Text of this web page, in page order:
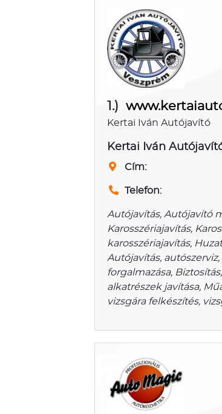
1.)
Kertai Iván Autójavító
Kertai Iván
Cím:
Telefon:
Autójavítás, Autójavító
Karosszériajavítás,
karosszériajavítás,
Autójavítás,
forgalmazása,
alkatrészek javítása,
vizsgára felkészítés,